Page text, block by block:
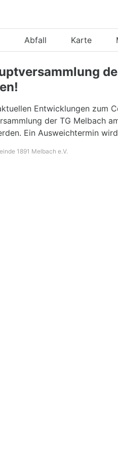
Abfall Karte
Entwicklungen zum
der TG Melbach
Ein Ausweichtermin
1891 Melbach e.V.